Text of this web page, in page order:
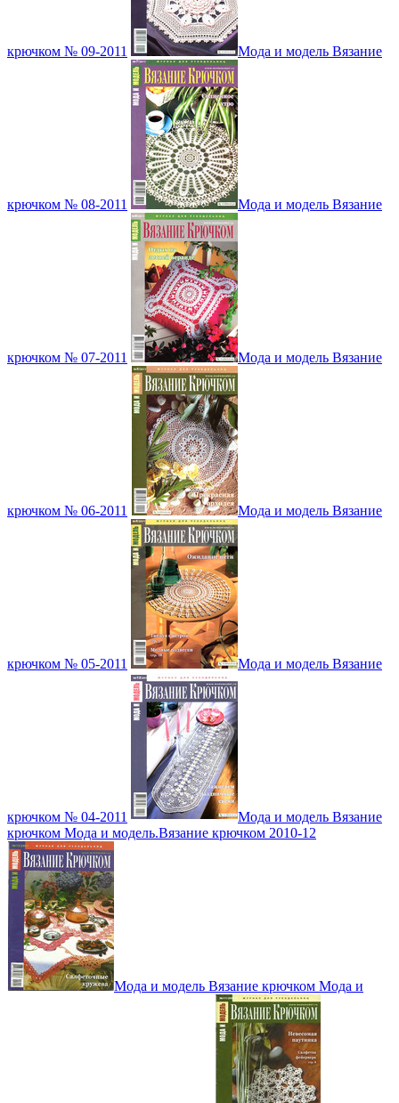
крючком № 09-2011 Мода и модель Вязание
крючком № 08-2011 Мода и модель Вязание
крючком № 07-2011 Мода и модель Вязание
крючком № 06-2011 Мода и модель Вязание
крючком № 05-2011 Мода и модель Вязание
крючком № 04-2011
Мода и модель Вязание
крючком Мода и модель.Вязание крючком 2010-12
Мода и модель Вязание крючком Мода и